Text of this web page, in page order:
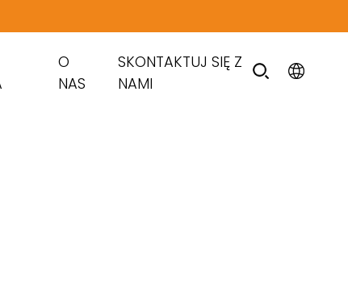
O
NAS
SKONTAKTUJ SIĘ Z
NAMI